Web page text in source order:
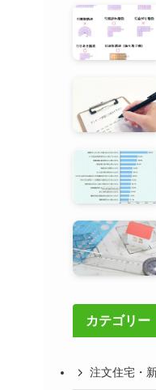
カテゴリー
注文住宅・